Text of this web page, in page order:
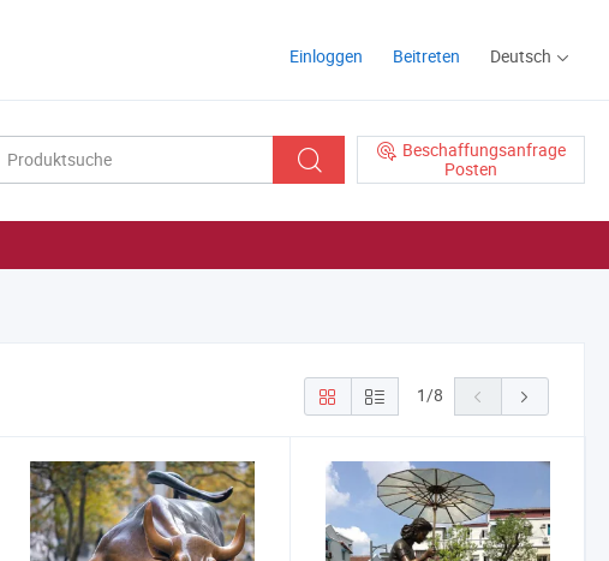
Einloggen Beitreten Deutsch
Beschaffungsanfrage
Posten
1/8